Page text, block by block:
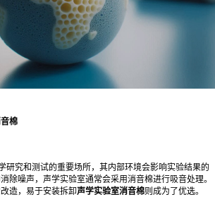
棉
研究和测试的重要场所，其内部环境会影响实验结果的
除噪声，声学实验室通常会采用消音棉进行吸音处理。
造，易于安装拆卸声学实验室消音棉则成为了优选。